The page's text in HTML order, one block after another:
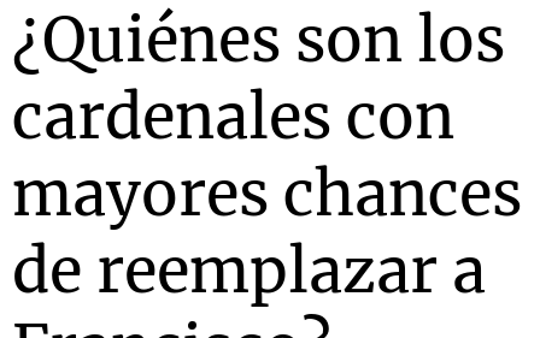
¿Quiénes son los
cardenales con
mayores chances
de reemplazar a